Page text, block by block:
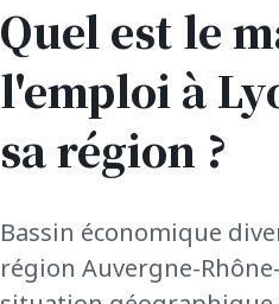
Quel est le
l'emploi à
sa région ?
Bassin économique
région Auvergne-